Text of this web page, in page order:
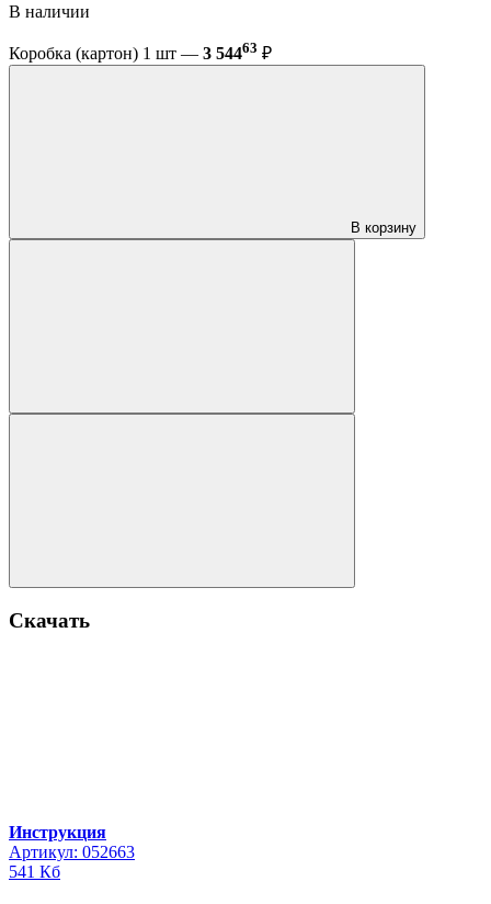
В наличии
Коробка (картон) 1 шт — 3 54463 ₽
В корзину
Скачать
Инструкция
Артикул: 052663
541 Кб